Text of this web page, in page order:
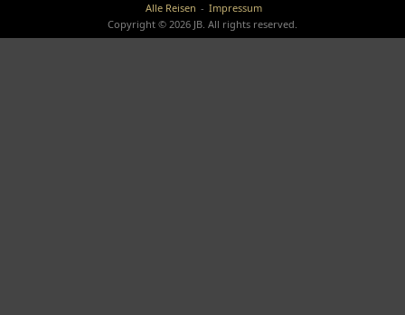
Alle Reisen
Impressum
Copyright © 2026 JB. All rights reserved.